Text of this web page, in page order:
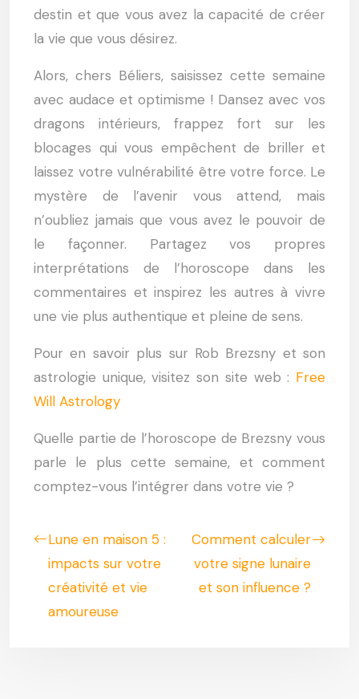
destin et que vous avez la capacité de créer
la vie que vous désirez.
Alors, chers Béliers, saisissez cette semaine
avec audace et optimisme ! Dansez avec vos
dragons intérieurs, frappez fort sur les
blocages qui vous empêchent de briller et
laissez votre vulnérabilité être votre force. Le
mystère de l’avenir vous attend, mais
n’oubliez jamais que vous avez le pouvoir de
le façonner. Partagez vos propres
interprétations de l’horoscope dans les
commentaires et inspirez les autres à vivre
une vie plus authentique et pleine de sens.
Pour en savoir plus sur Rob Brezsny et son
astrologie unique, visitez son site web : Free
Will Astrology
Quelle partie de l’horoscope de Brezsny vous
parle le plus cette semaine, et comment
comptez-vous l’intégrer dans votre vie ?
Lune en maison 5 :
impacts sur votre
créativité et vie
amoureuse
Comment calculer
votre signe lunaire
et son influence ?